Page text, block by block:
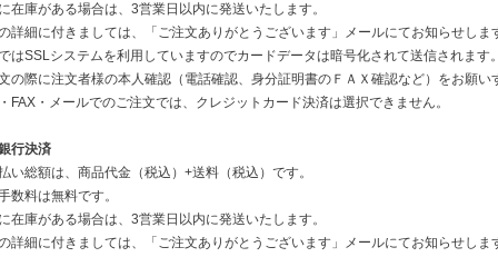
在庫がある場合は、3営業日以内に発送いたします。
詳細に付きましては、「ご注文ありがとうございます」メールにてお知らせしま
はSSLシステムを利用していますのでカードデータは暗号化されて送信されます
の際に注文者様の本人確認（電話確認、身分証明書のＦＡＸ確認など）をお願い
FAX・メールでのご注文では、クレジットカード決済は選択できません。
行決済
い総額は、商品代金（税込）+送料（税込）です。
数料は無料です。
在庫がある場合は、3営業日以内に発送いたします。
詳細に付きましては、「ご注文ありがとうございます」メールにてお知らせしま